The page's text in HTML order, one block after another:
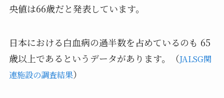
央値は66歳だと発表しています。
日本における白血病の過半数を占めているのも 65
歳以上であるというデータがあります。（JALSG関
連施設の調査結果）